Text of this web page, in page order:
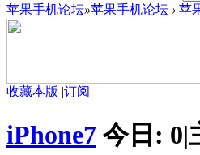
苹果手机论坛»苹果手机论坛 › 苹
收藏本版 |订阅
iPhone7 今日: 0|